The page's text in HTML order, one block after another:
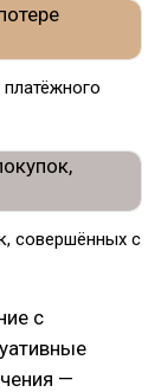
совершённых с
с
—